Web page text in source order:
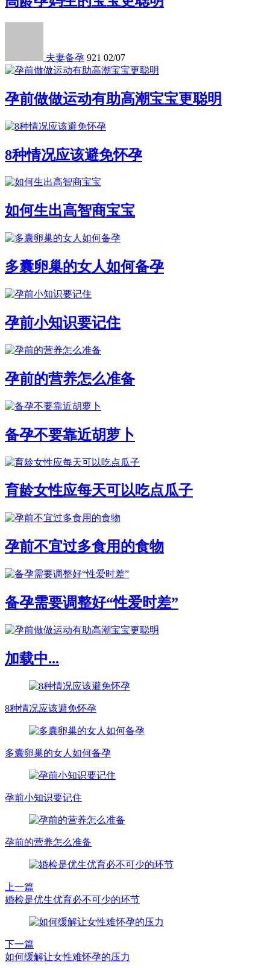
夫妻备孕 921 02/07
孕前做做运动有助高潮宝宝更聪明
8种情况应该避免怀孕
如何生出高智商宝宝
多囊卵巢的女人如何备孕
孕前小知识要记住
孕前的营养怎么准备
备孕不要靠近胡萝卜
育龄女性应每天可以吃点瓜子
孕前不宜过多食用的食物
备孕需要调整好“性爱时差”
加载中...
8种情况应该避免怀孕
多囊卵巢的女人如何备孕
孕前小知识要记住
孕前的营养怎么准备
上一篇
婚检是优生优育必不可少的环节
下一篇
如何缓解让女性难怀孕的压力